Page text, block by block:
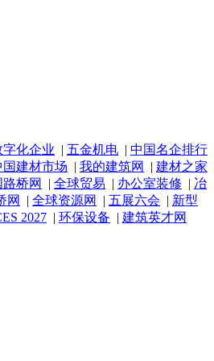
字化企业 | 五金机电 | 中国名企排行
国建材市场 | 我的建筑网 | 建材之家
桥网 | 全球贸易 | 办公室装修 | 冶
网 | 全球资源网 | 五展六会 | 新型
2027 | 环保设备 | 建筑英才网